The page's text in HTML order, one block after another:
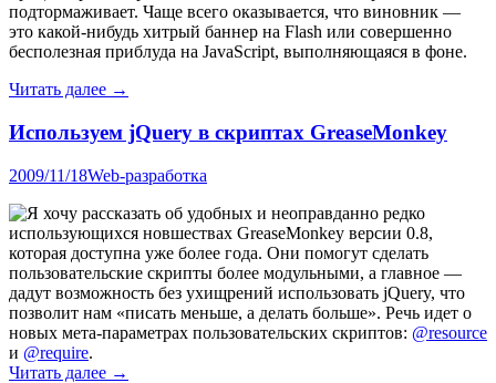
подтормаживает. Чаще всего оказывается, что виновник —
это какой-нибудь хитрый баннер на Flash или совершенно
бесполезная приблуда на JavaScript, выполняющаяся в фоне.
Читать далее →
Используем jQuery в скриптах GreaseMonkey
2009/11/18Web-разработка
Я хочу рассказать об удобных и неоправданно редко
использующихся новшествах GreaseMonkey версии 0.8,
которая доступна уже более года. Они помогут сделать
пользовательские скрипты более модульными, а главное —
дадут возможность без ухищрений использовать jQuery, что
позволит нам «писать меньше, а делать больше». Речь идет о
новых мета-параметрах пользовательских скриптов: @resource
и @require.
Читать далее →